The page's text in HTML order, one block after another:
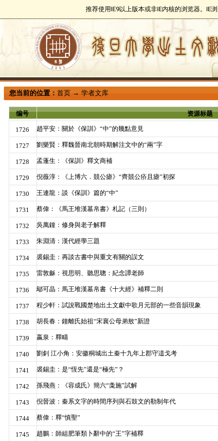
推荐使用IE9以上版本或非IE内核的浏览器。IE
您当前的位置：首页 →学者文库
编号 资源标题
1726 趙平安：關於《保訓》“中”的幾點意見
1727 劉樂賢：釋魏晉南北朝時期解注文中的“兩”字
1728 孟蓬生：《保訓》釋文商補
1729 倪薇淳：《上博六．競公瘧》“齊競公疥且瘧”初探
1730 王連龍：談《保訓》篇的“中”
1731 蔡偉：《馬王堆漢墓帛書》札記（三則）
1732 吳萬鐘：修身與老子解釋
1733 朱淵清：漢代經學三題
1734 裘錫圭：再談古書中與重文有關的誤文
1735 雷敦龢：視思明、聽思聰：紀念譚老師
1736 鄔可晶：馬王堆漢墓帛書《十大經》補釋二則
1737 程少軒：試說戰國楚地出土文獻中歌月元部的一些音韻現象
1738 胡長春：鐘離氏始祖“宋襄公母弟敖”新證
1739 嬴泉：釋疇
1740 劉釗 江小角：安徽桐城出土秦十九年上郡守逪戈考
1741 裘錫圭：是“恆先”還是“極先”？
1742 孫飛燕：《容成氏》簡六“戔施”試解
1743 倪晉波：秦系文字的時間序列與石鼓文的勒制年代
1744 蔡偉：釋“慎聖”
1745 趙鵬：師組肥筆類卜辭中的“王”字補釋